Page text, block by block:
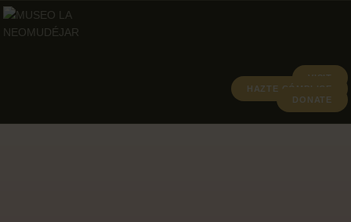
VISIT
HAZTE CÓMPLICE
DONATE
ABOUT